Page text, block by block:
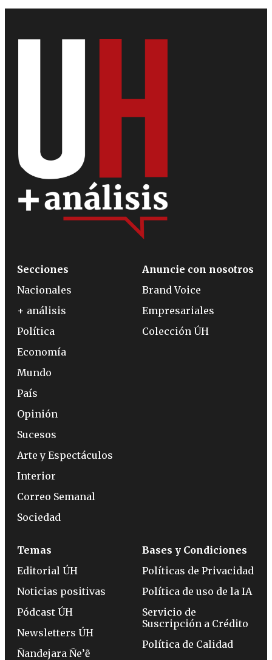
Secciones
Nacionales
+ análisis
Política
Economía
Mundo
País
Opinión
Sucesos
Arte y Espectáculos
Interior
Correo Semanal
Sociedad
Anuncie con nosotros
Brand Voice
Empresariales
Colección ÚH
Temas
Editorial ÚH
Noticias positivas
Pódcast ÚH
Newsletters ÚH
Ñandejara Ñe’ẽ
Bases y Condiciones
Políticas de Privacidad
Política de uso de la IA
Servicio de
Suscripción a Crédito
Política de Calidad